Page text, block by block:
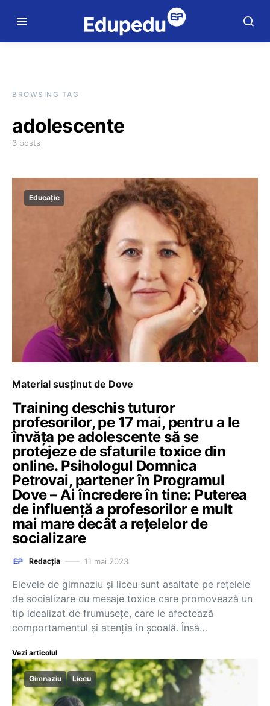
BROWSING TAG
adolescente
3 posts
Educație
Material susținut de Dove
Training deschis tuturor
profesorilor, pe 17 mai, pentru a le
învăța pe adolescente să se
protejeze de sfaturile toxice din
online. Psihologul Domnica
Petrovai, partener în Programul
Dove – Ai încredere în tine: Puterea
de influență a profesorilor e mult
mai mare decât a rețelelor de
socializare
Redacția 11 mai 2023
Elevele de gimnaziu și liceu sunt asaltate pe rețelele
de socializare cu mesaje toxice care promovează un
tip idealizat de frumusețe, care le afectează
comportamentul și atenția în școală. Însă…
Vezi articolul
Gimnaziu Liceu